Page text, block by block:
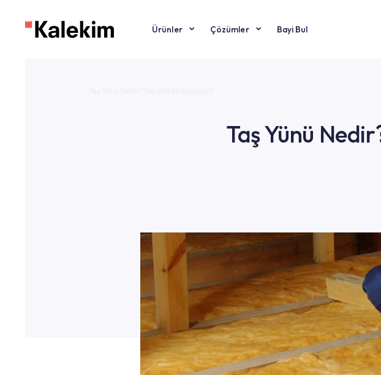
Ürünler Çözümler